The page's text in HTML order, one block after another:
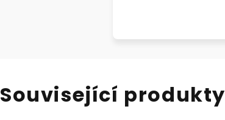
Související produkty